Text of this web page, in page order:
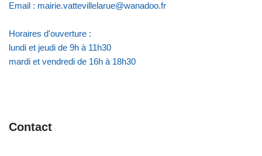
Email : mairie.vattevillelarue@wanadoo.fr
Horaires d'ouverture :
lundi et jeudi de 9h à 11h30
mardi et vendredi de 16h à 18h30
Contact